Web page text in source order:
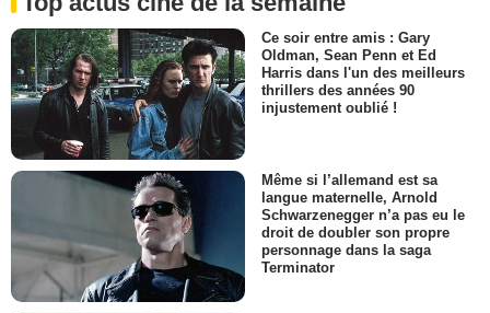
Ce soir entre amis : Gary
Oldman, Sean Penn et Ed
Harris dans l'un des meilleurs
thrillers des années 90
injustement oublié !
Même si l’allemand est sa
langue maternelle, Arnold
Schwarzenegger n’a pas eu le
droit de doubler son propre
personnage dans la saga
Terminator